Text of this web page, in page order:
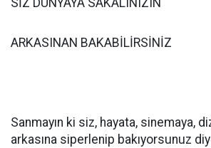
ARKASINAN BAKABİLİRSİNİZ
Sanmayın ki siz, hayata, sinemaya,
arkasına siperlenip bakıyorsunuz